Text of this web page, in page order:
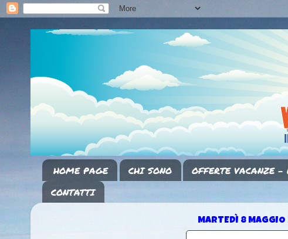
HOME PAGE CHI SONO OFFERTE VACANZE
CONTATTI
MARTEDÌ 8